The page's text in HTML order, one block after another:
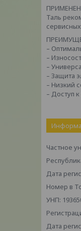
Таль
–
–
–
– Защита
– Низкий
– Доступ
Частное
Дата
Номер в
УНП:
Дата